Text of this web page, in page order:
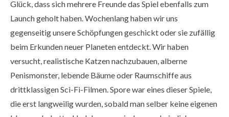
Glück, dass sich mehrere Freunde das Spiel ebenfalls zum
Launch geholt haben. Wochenlang haben wir uns
gegenseitig unsere Schöpfungen geschickt oder sie zufällig
beim Erkunden neuer Planeten entdeckt. Wir haben
versucht, realistische Katzen nachzubauen, alberne
Penismonster, lebende Bäume oder Raumschiffe aus
drittklassigen Sci-Fi-Filmen. Spore war eines dieser Spiele,
die erst langweilig wurden, sobald man selber keine eigenen